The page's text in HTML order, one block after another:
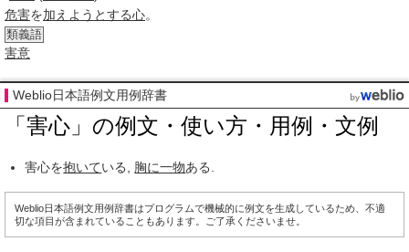
危害を加え ようとする心。
類義語
害意
Weblio日本語例文用例辞書
「害心」の例文・使い方・用例・文例
害心を抱いている, 胸に一物ある.
Weblio日本語例文用例辞書はプログラムで機械的に例文を生成しているため、不適
切な項目が含まれていることもあります。ご了承くださいませ。